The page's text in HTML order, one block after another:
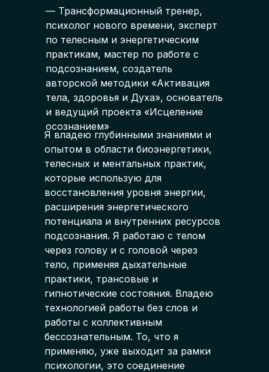
Я владею глубинными знаниями и
опытом в области биоэнергетики,
телесных и ментальных практик,
которые использую для
восстановления уровня энергии,
расширения энергетического
потенциала и внутренних ресурсов
подсознания. Я работаю с телом
через голову и с головой через
тело, применяя дыхательные
практики, трансовые и
гипнотические состояния. Владею
технологией работы без слов и
работы с коллективным
бессознательным. То, что я
применяю, уже выходит за рамки
психологии, это соединение
— Трансформационный тренер,
психолог нового времени, эксперт
по телесным и энергетическим
практикам, мастер по работе с
подсознанием, создатель
авторской методики «Активация
тела, здоровья и Духа», основатель
и ведущий проекта «Исцеление
осознанием»